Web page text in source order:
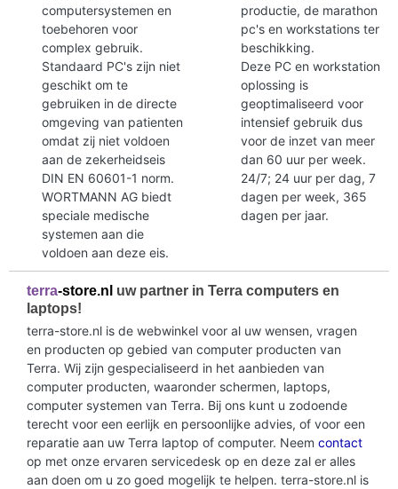
computersystemen en
toebehoren voor
complex gebruik.
Standaard PC's zijn niet
geschikt om te
gebruiken in de directe
omgeving van patienten
omdat zij niet voldoen
aan de zekerheidseis
DIN EN 60601-1 norm.
WORTMANN AG biedt
speciale medische
systemen aan die
voldoen aan deze eis.
productie, de marathon
pc's en workstations ter
beschikking.
Deze PC en workstation
oplossing is
geoptimaliseerd voor
intensief gebruik dus
voor de inzet van meer
dan 60 uur per week.
24/7; 24 uur per dag, 7
dagen per week, 365
dagen per jaar.
terra-store.nl uw partner in Terra computers en
laptops!
terra-store.nl is de webwinkel voor al uw wensen, vragen
en producten op gebied van computer producten van
Terra. Wij zijn gespecialiseerd in het aanbieden van
computer producten, waaronder schermen, laptops,
computer systemen van Terra. Bij ons kunt u zodoende
terecht voor een eerlijk en persoonlijke advies, of voor een
reparatie aan uw Terra laptop of computer. Neem contact
op met onze ervaren servicedesk op en deze zal er alles
aan doen om u zo goed mogelijk te helpen. terra-store.nl is